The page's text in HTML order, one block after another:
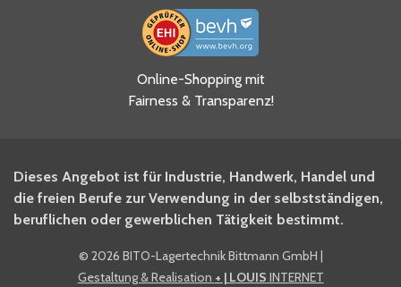
Ja, ich habe die
Datenschutzhinweise gelesen
und akzeptiere diese.
BITO Newsletter Fachwissen
Intralogistiker anmelden.
Ja, ich möchte mich für den
BITO Shop-Newsletter
Online-Shopping mit
Fairness & Transparenz!
Dieses Angebot ist für Industrie, Handwerk, Handel und
die freien Berufe zur Verwendung in der selbstständigen,
beruflichen oder gewerblichen Tätigkeit bestimmt.
© 2026 BITO-Lagertechnik Bittmann GmbH |
Gestaltung & Realisation + | LOUIS INTERNET